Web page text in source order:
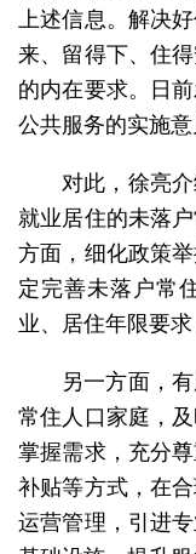
上述信息。解决
来、留得下、住
的内在要求。日
公共服务的实施
对此，徐亮
就业居住的未落
方面，细化政策
定完善未落户常
业、居住年限要
另一方面，
常住人口家庭，
掌握需求，充分
补贴等方式，在
运营管理，引进